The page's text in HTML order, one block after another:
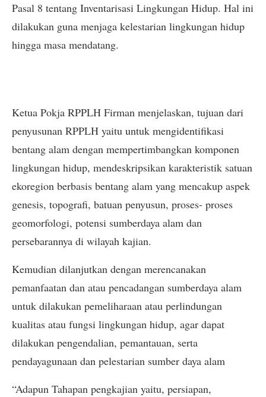
Pasal 8 tentang Inventarisasi Lingkungan Hidup. Hal ini
dilakukan guna menjaga kelestarian lingkungan hidup
hingga masa mendatang.
Ketua Pokja RPPLH Firman menjelaskan, tujuan dari
penyusunan RPPLH yaitu untuk mengidentifikasi
bentang alam dengan mempertimbangkan komponen
lingkungan hidup, mendeskripsikan karakteristik satuan
ekoregion berbasis bentang alam yang mencakup aspek
genesis, topografi, batuan penyusun, proses- proses
geomorfologi, potensi sumberdaya alam dan
persebarannya di wilayah kajian.
Kemudian dilanjutkan dengan merencanakan
pemanfaatan dan atau pencadangan sumberdaya alam
untuk dilakukan pemeliharaan atau perlindungan
kualitas atau fungsi lingkungan hidup, agar dapat
dilakukan pengendalian, pemantauan, serta
pendayagunaan dan pelestarian sumber daya alam
“Adapun Tahapan pengkajian yaitu, persiapan,